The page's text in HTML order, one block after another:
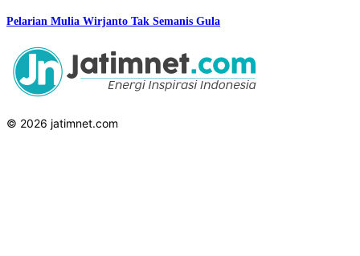
Pelarian Mulia Wirjanto Tak Semanis Gula
© 2026 jatimnet.com